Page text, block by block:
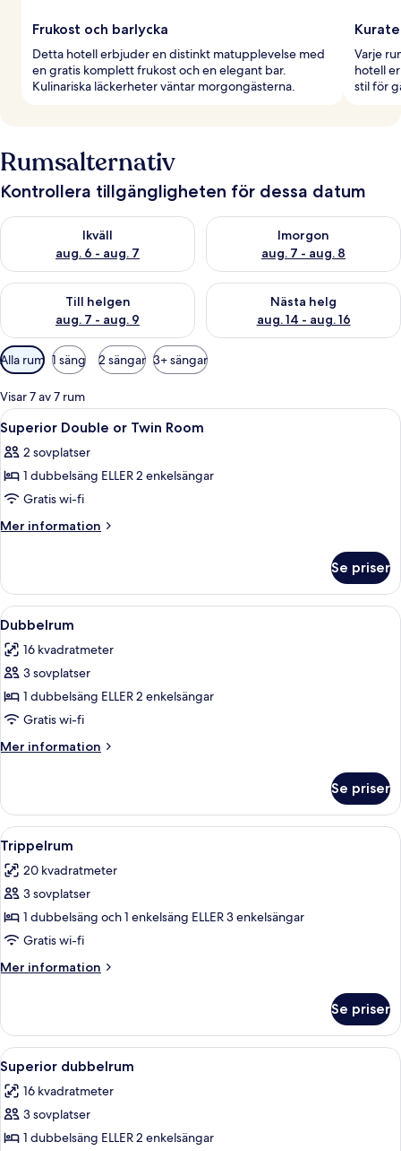
Frukost och barlycka
Detta hotell erbjuder en distinkt matupplevelse med
en gratis komplett frukost och en elegant bar.
Kulinariska läckerheter väntar morgongästerna.
Varje
hotell
stil för
Rumsalternativ
Kontrollera tillgängligheten för dessa datum
Ikväll
aug. 6 - aug. 7
Kontrollera tillgängligheten för ikväll aug. 6 - aug. 7
Imorgon
aug. 7 - aug. 8
Kontrollera tillgängligheten
Till helgen
aug. 7 - aug. 9
Kontrollera tillgängligheten för den här helgen aug. 7 - aug. 9
Nästa helg
aug. 14 - aug. 16
Kontrollera tillgängligheten
Tillgängliga
filter
för
rum
Alla rum 1 säng 2 sängar 3+ sängar
Visar 7 av 7 rum
Öppna
alla
foton
för
Superior
Double
Room
Minibar, värdeförvaringsskåp på
2
Superior Double or Twin Room
2 sovplatser
1 dubbelsäng ELLER 2 enkelsängar
Gratis wi-fi
Mer information
Mer
Double
or
Twin
Se priser
Öppna
alla
foton
för
Dubbelrum
Ett hotellrum med en stor säng, ett
12
Dubbelrum
16 kvadratmeter
3 sovplatser
1 dubbelsäng ELLER 2 enkelsängar
Gratis wi-fi
Mer information
Mer
Se priser
Öppna
alla
foton
för
Trippelrum
Ett hotellrum med två sängar, ett
8
Trippelrum
20 kvadratmeter
3 sovplatser
1 dubbelsäng och 1 enkelsäng ELLER 3 enkelsängar
Gratis wi-fi
Mer information
Mer
Se priser
Öppna
alla
foton
för
Superior
Ett hotellrum med en säng, ett
6
Superior dubbelrum
16 kvadratmeter
3 sovplatser
1 dubbelsäng ELLER 2 enkelsängar